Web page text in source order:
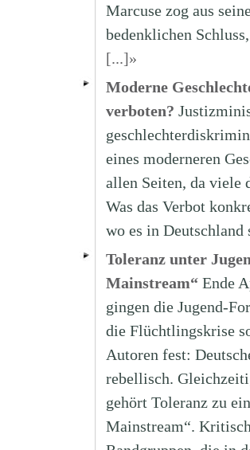
Marcuse zog aus
bedenklichen
[...]»
Moderne
verboten?
eines moderneren
allen Seiten, da viele
Was das Verbot
wo es in
Toleranz unter
Mainstream“ Ende
gingen die Jugend-
die Flüchtlingskrise
Autoren fest:
rebellisch.
gehört Toleranz zu
Mainstream“.